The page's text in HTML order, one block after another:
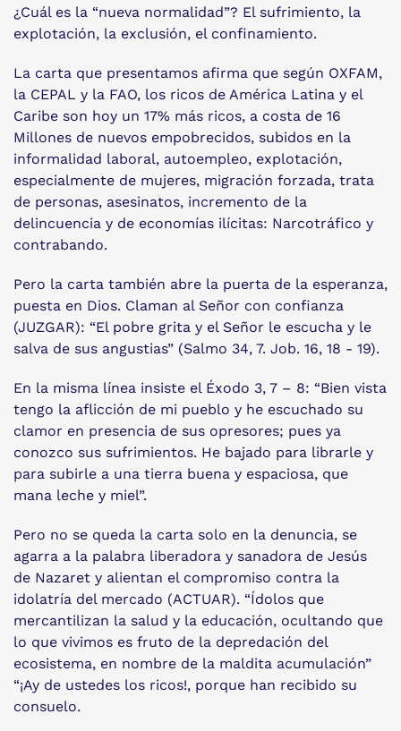
¿Cuál es la “nueva normalidad”? El sufrimiento, la
explotación, la exclusión, el confinamiento.
La carta que presentamos afirma que según OXFAM,
la CEPAL y la FAO, los ricos de América Latina y el
Caribe son hoy un 17% más ricos, a costa de 16
Millones de nuevos empobrecidos, subidos en la
informalidad laboral, autoempleo, explotación,
especialmente de mujeres, migración forzada, trata
de personas, asesinatos, incremento de la
delincuencia y de economías ilícitas: Narcotráfico y
contrabando.
Pero la carta también abre la puerta de la esperanza,
puesta en Dios. Claman al Señor con confianza
(JUZGAR): “El pobre grita y el Señor le escucha y le
salva de sus angustias” (Salmo 34, 7. Job. 16, 18 - 19).
En la misma línea insiste el Éxodo 3, 7 – 8: “Bien vista
tengo la aflicción de mi pueblo y he escuchado su
clamor en presencia de sus opresores; pues ya
conozco sus sufrimientos. He bajado para librarle y
para subirle a una tierra buena y espaciosa, que
mana leche y miel”.
Pero no se queda la carta solo en la denuncia, se
agarra a la palabra liberadora y sanadora de Jesús
de Nazaret y alientan el compromiso contra la
idolatría del mercado (ACTUAR). “Ídolos que
mercantilizan la salud y la educación, ocultando que
lo que vivimos es fruto de la depredación del
ecosistema, en nombre de la maldita acumulación”
“¡Ay de ustedes los ricos!, porque han recibido su
consuelo.